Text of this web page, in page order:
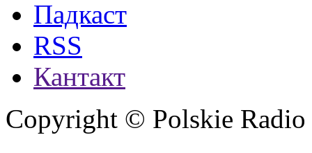
Падкаст
RSS
Кантакт
Copyright © Polskie